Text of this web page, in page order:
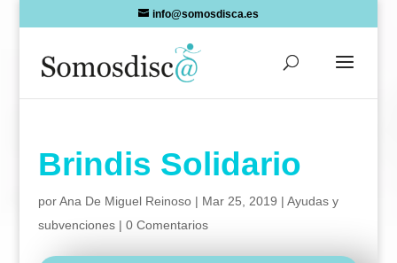
info@somosdisca.es
Brindis Solidario
porAna De Miguel Reinoso| Mar 25, 2019 | Ayudas y
subvenciones| 0 Comentarios